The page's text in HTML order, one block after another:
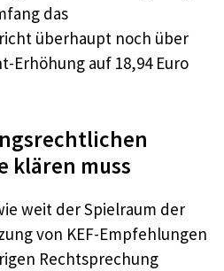
das
überhaupt noch über
Erhöhung auf 18,94 Euro
klären muss
weit der Spielraum der
von KEF-Empfehlungen
Rechtsprechung